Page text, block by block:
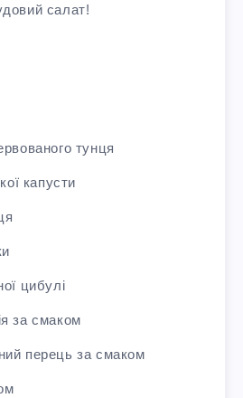
салат!
тунця
капусти
цибулі
за смаком
перець за смаком